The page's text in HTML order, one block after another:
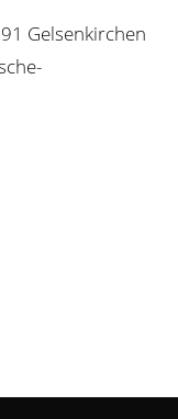
Gelsenkirchen